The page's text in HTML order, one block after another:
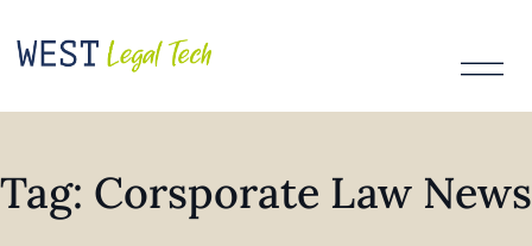
Tag: Corsporate Law News